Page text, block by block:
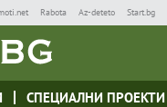
Rabota Az-deteto Start.bg
СПЕЦИАЛНИ ПРОЕКТИ